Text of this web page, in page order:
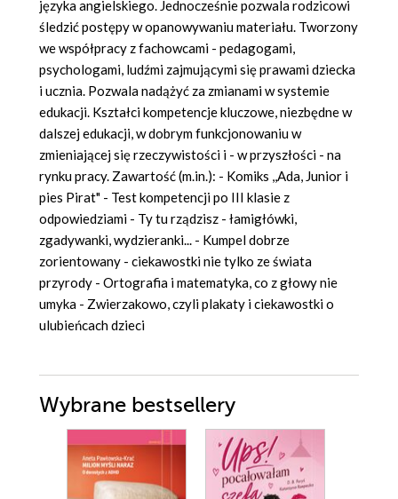
języka angielskiego. Jednocześnie pozwala rodzicowi
śledzić postępy w opanowywaniu materiału. Tworzony
we współpracy z fachowcami - pedagogami,
psychologami, ludźmi zajmującymi się prawami dziecka
i ucznia. Pozwala nadążyć za zmianami w systemie
edukacji. Kształci kompetencje kluczowe, niezbędne w
dalszej edukacji, w dobrym funkcjonowaniu w
zmieniającej się rzeczywistości i - w przyszłości - na
rynku pracy. Zawartość (m.in.): - Komiks ,,Ada, Junior i
pies Pirat" - Test kompetencji po III klasie z
odpowiedziami - Ty tu rządzisz - łamigłówki,
zgadywanki, wydzieranki... - Kumpel dobrze
zorientowany - ciekawostki nie tylko ze świata
przyrody - Ortografia i matematyka, co z głowy nie
umyka - Zwierzakowo, czyli plakaty i ciekawostki o
ulubieńcach dzieci
Wybrane bestsellery